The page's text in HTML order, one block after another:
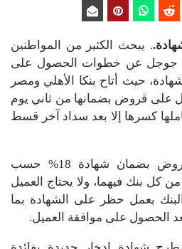
. يبحث الكثير من المواطنين
جوجل عن خطوات الحصول على
حيث أتاح بنكا الأهلي ومصر
18% الحصول على قروض بضمانها من ثاني يوم
كسرها إلا بعد سداد آخر قسط
و أدرج البنكان كافة القروض بضمان شهادة 18% حسب
من كل بنك فيهما، ولا يحتاج العميل
بعمل حظر على الشهادة بما
الحصول على موافقة العميل.